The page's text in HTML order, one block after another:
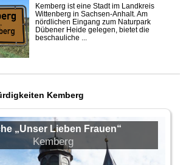
Kemberg ist eine Stadt im Landkreis
Wittenberg in Sachsen-Anhalt. Am
nördlichen Eingang zum Naturpark
Dübener Heide gelegen, bietet die
beschauliche ...
Kemberg
„Unser Lieben Frauen“
Kemberg